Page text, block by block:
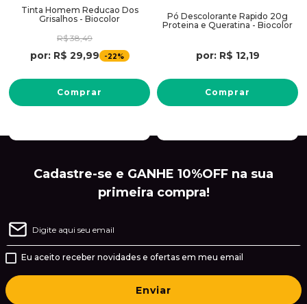
Tinta Homem Reducao Dos
Grisalhos - Biocolor
R$ 38,49
por: R$ 29,99 -22%
Comprar
Pó Descolorante Rapido 20g
Proteina e Queratina - Biocolor
por: R$ 12,19
Comprar
Cadastre-se e GANHE 10%OFF na sua
primeira compra!
Eu aceito receber novidades e ofertas em meu email
Enviar